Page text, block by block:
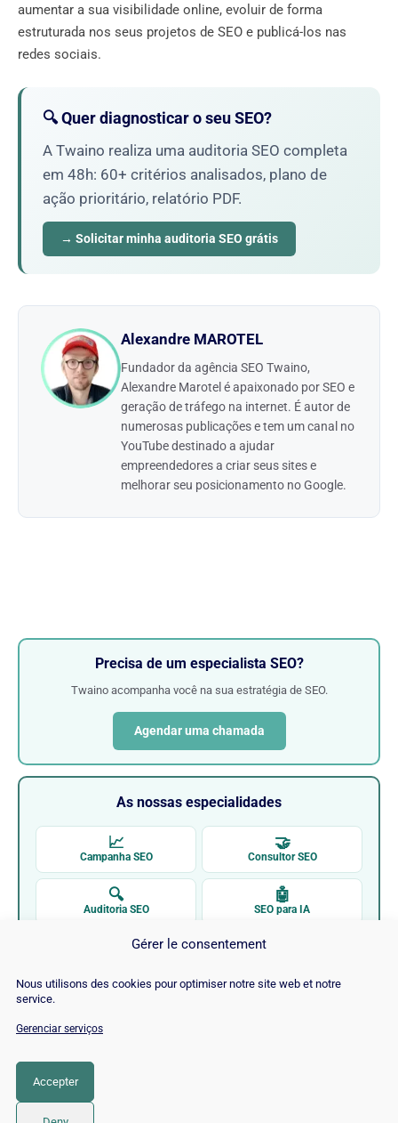
Gérer le consentement
Nous utilisons des cookies pour optimiser notre site web et notre
service.
Gerenciar serviços
Accepter
aumentar a sua visibilidade online, evoluir de forma
estruturada nos seus projetos de SEO e publicá-los nas
redes sociais.
🔍 Quer diagnosticar o seu SEO?
A Twaino realiza uma auditoria SEO completa
em 48h: 60+ critérios analisados, plano de
ação prioritário, relatório PDF.
→ Solicitar minha auditoria SEO grátis
Alexandre MAROTEL
Fundador da agência SEO Twaino,
Alexandre Marotel é apaixonado por SEO e
geração de tráfego na internet. É autor de
numerosas publicações e tem um canal no
YouTube destinado a ajudar
empreendedores a criar seus sites e
melhorar seu posicionamento no Google.
Precisa de um especialista SEO?
Twaino acompanha você na sua estratégia de SEO.
Agendar uma chamada
As nossas especialidades
📈
Campanha SEO
🤝
Consultor SEO
🔍
Auditoria SEO
🤖
SEO para IA
CATEGORIA